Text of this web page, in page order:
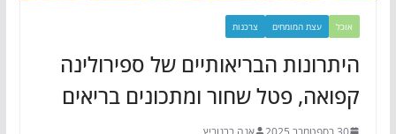
אוכל עצת המומחים צרכנות
היתרונות הבריאותיים של ספירולינה
קפואה, פטל שחור ומתכונים בריאים